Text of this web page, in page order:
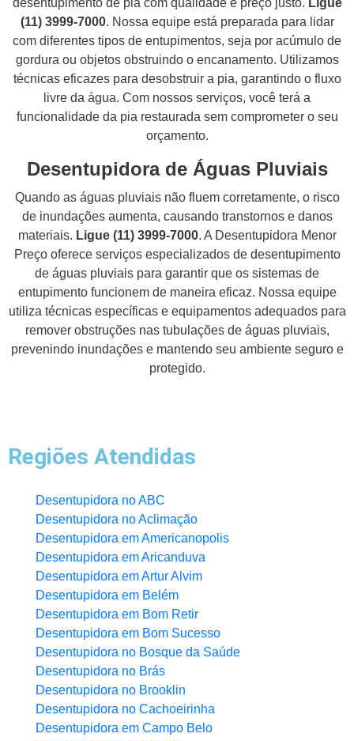
(11) 3999-7000. Nossa equipe está preparada para lidar
com diferentes tipos de entupimentos, seja por acúmulo de
gordura ou objetos obstruindo o encanamento. Utilizamos
técnicas eficazes para desobstruir a pia, garantindo o fluxo
livre da água. Com nossos serviços, você terá a
funcionalidade da pia restaurada sem comprometer o seu
orçamento.
Desentupidora de Águas Pluviais
Quando as águas pluviais não fluem corretamente, o risco
de inundações aumenta, causando transtornos e danos
materiais. Ligue (11) 3999-7000. A Desentupidora Menor
Preço oferece serviços especializados de desentupimento
de águas pluviais para garantir que os sistemas de
entupimento funcionem de maneira eficaz. Nossa equipe
utiliza técnicas específicas e equipamentos adequados para
remover obstruções nas tubulações de águas pluviais,
prevenindo inundações e mantendo seu ambiente seguro e
protegido.
Regiões Atendidas
Desentupidora no ABC
Desentupidora no Aclimação
Desentupidora em Americanopolis
Desentupidora em Aricanduva
Desentupidora em Artur Alvim
Desentupidora em Belém
Desentupidora em Bom Retir
Desentupidora em Bom Sucesso
Desentupidora no Bosque da Saúde
Desentupidora no Brás
Desentupidora no Brooklin
Desentupidora no Cachoeirinha
Desentupidora em Campo Belo